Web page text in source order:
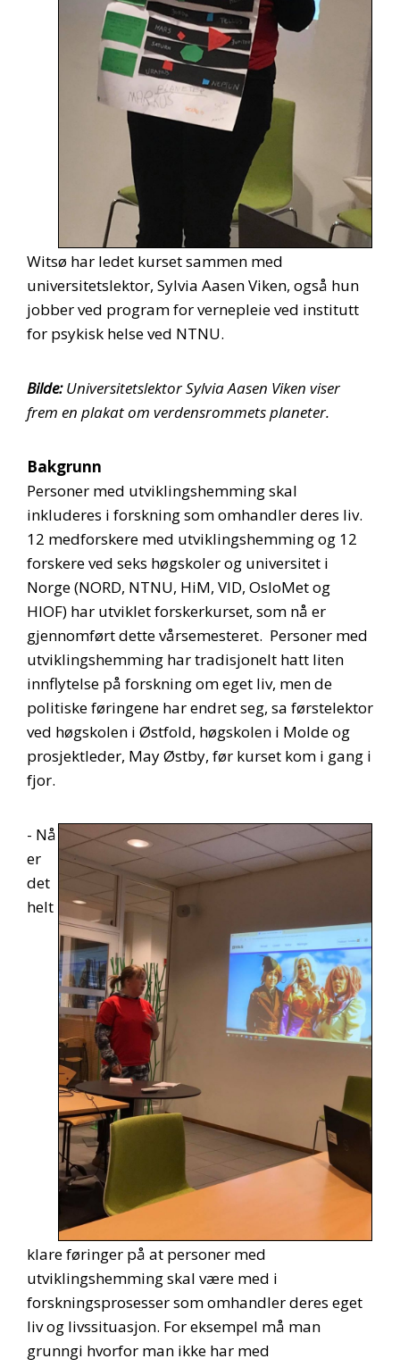
Witsø har ledet kurset sammen med
universitetslektor, Sylvia Aasen Viken, også hun
jobber ved program for vernepleie ved institutt
for psykisk helse ved NTNU.
Bilde:Universitetslektor Sylvia Aasen Viken viser
frem en plakat om verdensrommets planeter.
Bakgrunn
Personer med utviklingshemming skal
inkluderes i forskning som omhandler deres liv.
12 medforskere med utviklingshemming og 12
forskere ved seks høgskoler og universitet i
Norge (NORD, NTNU, HiM, VID, OsloMet og
HIOF) har utviklet forskerkurset, som nå er
gjennomført dette vårsemesteret. Personer med
utviklingshemming har tradisjonelt hatt liten
innflytelse på forskning om eget liv, men de
politiske føringene har endret seg, sa førstelektor
ved høgskolen i Østfold, høgskolen i Molde og
prosjektleder, May Østby, før kurset kom i gang i
fjor.
- Nå
er
det
helt
klare føringer på at personer med
utviklingshemming skal være med i
forskningsprosesser som omhandler deres eget
liv og livssituasjon. For eksempel må man
grunngi hvorfor man ikke har med